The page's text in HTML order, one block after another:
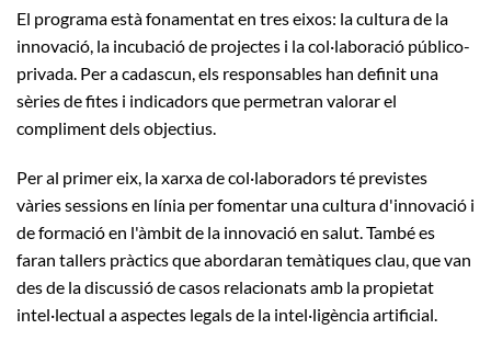
El programa està fonamentat en tres eixos: la cultura de la
innovació, la incubació de projectes i la col·laboració público-
privada. Per a cadascun, els responsables han definit una
sèries de fites i indicadors que permetran valorar el
compliment dels objectius.
Per al primer eix, la xarxa de col·laboradors té previstes
vàries sessions en línia per fomentar una cultura d'innovació i
de formació en l'àmbit de la innovació en salut. També es
faran tallers pràctics que abordaran temàtiques clau, que van
des de la discussió de casos relacionats amb la propietat
intel·lectual a aspectes legals de la intel·ligència artificial.